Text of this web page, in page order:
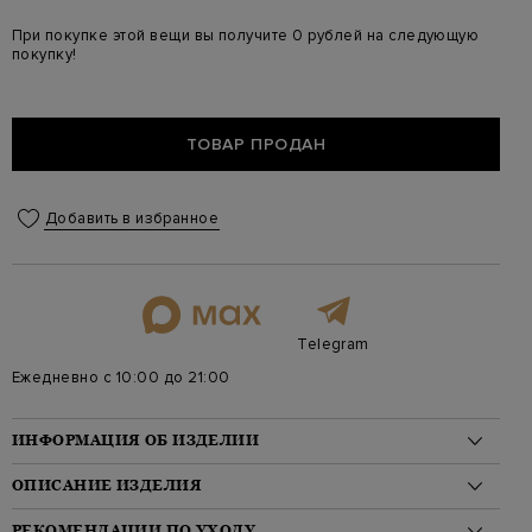
При покупке этой вещи вы получите 0 рублей на следующую
покупку!
ТОВАР ПРОДАН
Добавить в избранное
Telegram
Ежедневно с 10:00 до 21:00
ИНФОРМАЦИЯ ОБ ИЗДЕЛИИ
Материал: хлопок 72%, полиамид 23%, эластан 5%
На модели: 175/81/61/91 на модели размер S
Стиль: Длинный, Стандартная, Однотонный
ОПИСАНИЕ ИЗДЕЛИЯ